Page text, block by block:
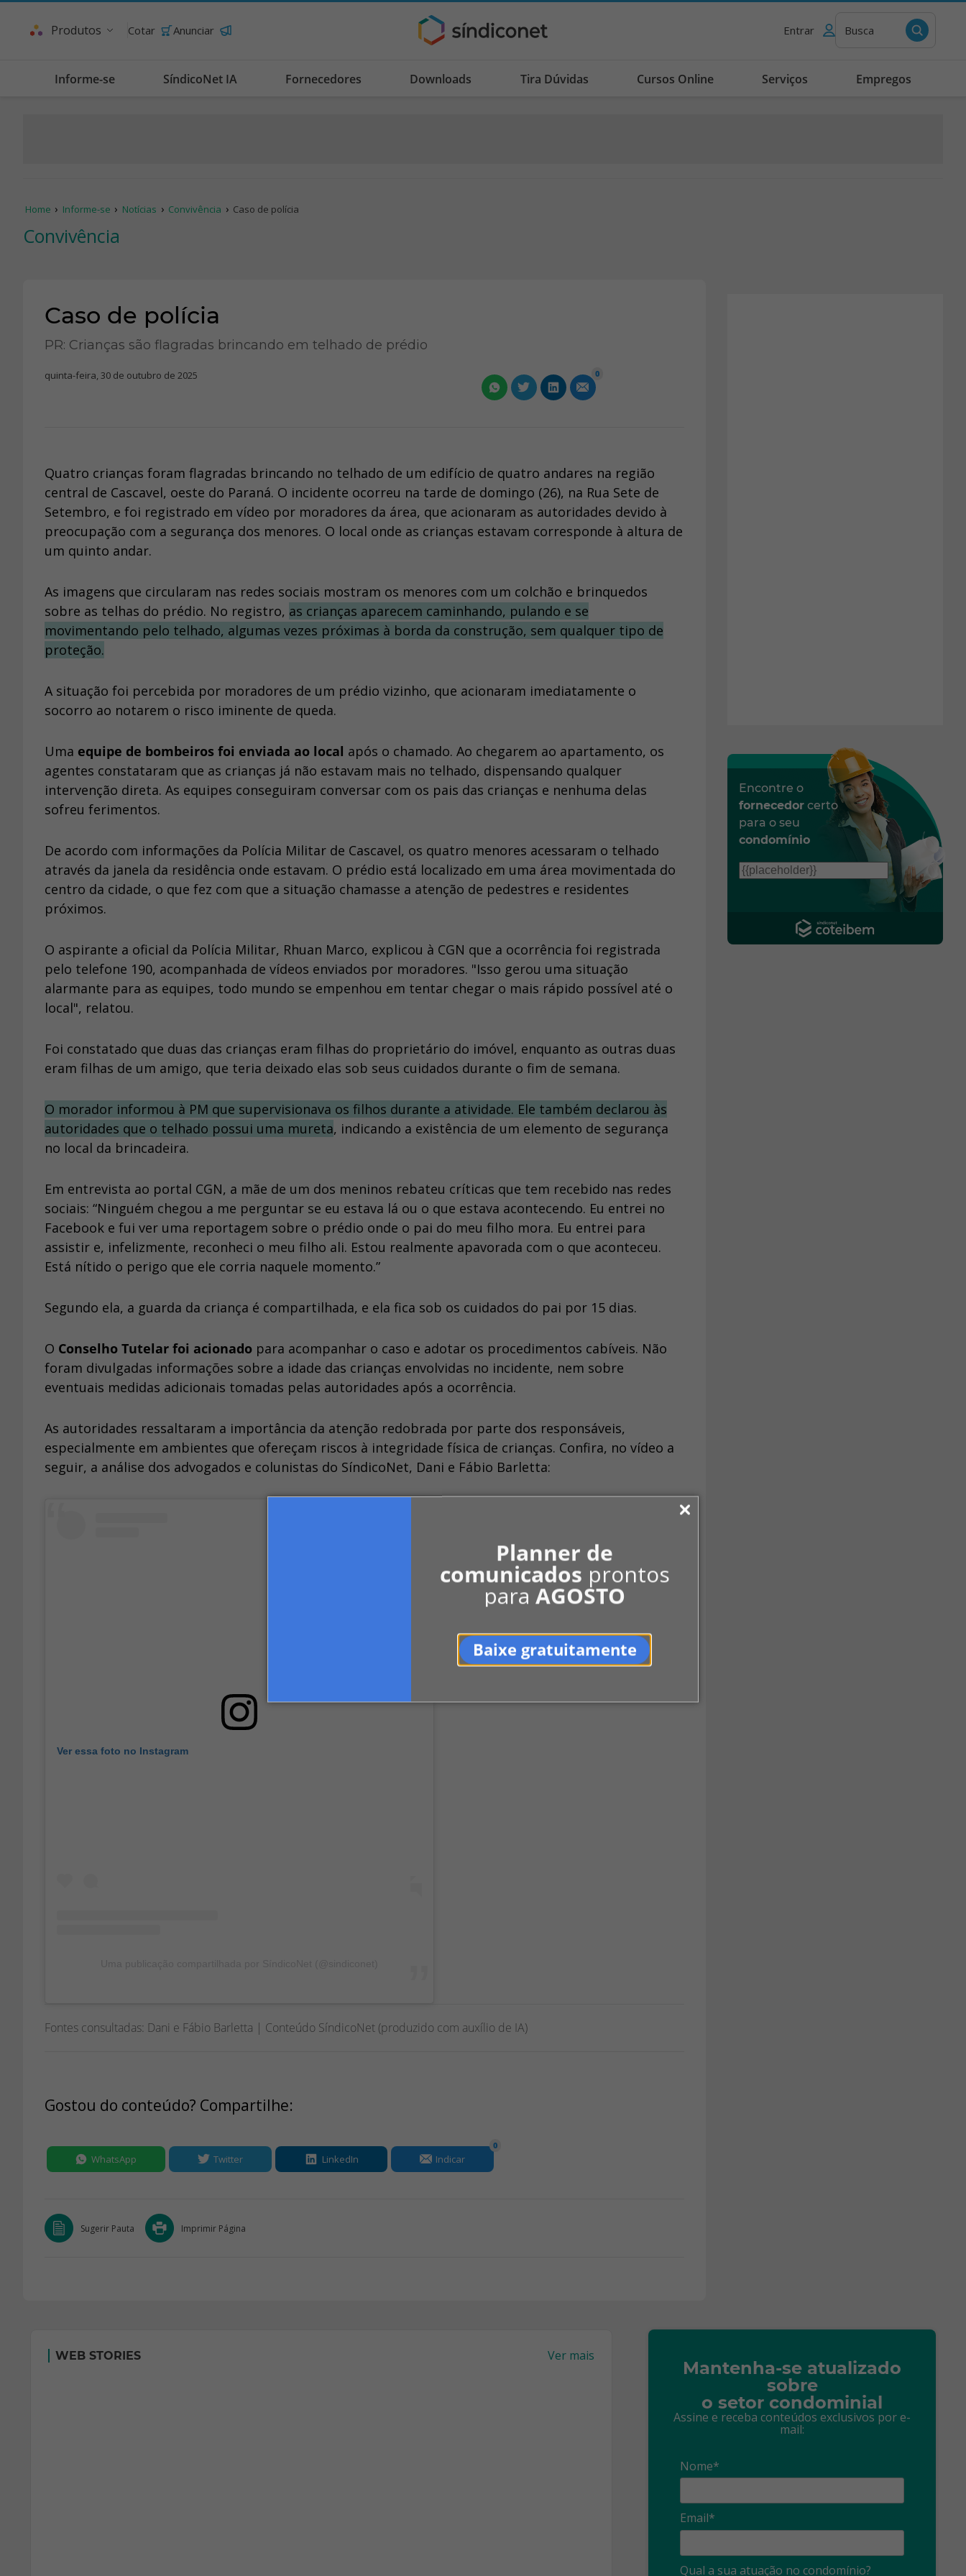
Planner de
comunicados prontos
paraAGOSTO
Baixe gratuitamente
Produtos Cotar Anunciar Entrar Busca
Informe-se SíndicoNet IA Fornecedores Downloads Tira Dúvidas Cursos Online Serviços Empregos
Home Informe-se Notícias Convivência Caso de polícia
Convivência
Caso de polícia
PR: Crianças são flagradas brincando em telhado de prédio
quinta-feira, 30 de outubro de 2025 0
Quatro crianças foram flagradas brincando no telhado de um edifício de quatro andares na região
central de Cascavel, oeste do Paraná. O incidente ocorreu na tarde de domingo (26), na Rua Sete de
Setembro, e foi registrado em vídeo por moradores da área, que acionaram as autoridades devido à
preocupação com a segurança dos menores. O local onde as crianças estavam corresponde à altura de
um quinto andar.
As imagens que circularam nas redes sociais mostram os menores com um colchão e brinquedos
sobre as telhas do prédio. No registro, as crianças aparecem caminhando, pulando e se
movimentando pelo telhado, algumas vezes próximas à borda da construção, sem qualquer tipo de
proteção.
A situação foi percebida por moradores de um prédio vizinho, que acionaram imediatamente o
socorro ao notarem o risco iminente de queda.
Uma equipe de bombeiros foi enviada ao local após o chamado. Ao chegarem ao apartamento, os
agentes constataram que as crianças já não estavam mais no telhado, dispensando qualquer
intervenção direta. As equipes conseguiram conversar com os pais das crianças e nenhuma delas
sofreu ferimentos.
De acordo com informações da Polícia Militar de Cascavel, os quatro menores acessaram o telhado
através da janela da residência onde estavam. O prédio está localizado em uma área movimentada do
centro da cidade, o que fez com que a situação chamasse a atenção de pedestres e residentes
próximos.
O aspirante a oficial da Polícia Militar, Rhuan Marco, explicou à CGN que a ocorrência foi registrada
pelo telefone 190, acompanhada de vídeos enviados por moradores. "Isso gerou uma situação
alarmante para as equipes, todo mundo se empenhou em tentar chegar o mais rápido possível até o
local", relatou.
Foi constatado que duas das crianças eram filhas do proprietário do imóvel, enquanto as outras duas
eram filhas de um amigo, que teria deixado elas sob seus cuidados durante o fim de semana.
O morador informou à PM que supervisionava os filhos durante a atividade. Ele também declarou às
autoridades que o telhado possui uma mureta, indicando a existência de um elemento de segurança
no local da brincadeira.
Em entrevista ao portal CGN, a mãe de um dos meninos rebateu críticas que tem recebido nas redes
sociais: “Ninguém chegou a me perguntar se eu estava lá ou o que estava acontecendo. Eu entrei no
Facebook e fui ver uma reportagem sobre o prédio onde o pai do meu filho mora. Eu entrei para
assistir e, infelizmente, reconheci o meu filho ali. Estou realmente apavorada com o que aconteceu.
Está nítido o perigo que ele corria naquele momento.”
Segundo ela, a guarda da criança é compartilhada, e ela fica sob os cuidados do pai por 15 dias.
O Conselho Tutelar foi acionado para acompanhar o caso e adotar os procedimentos cabíveis. Não
foram divulgadas informações sobre a idade das crianças envolvidas no incidente, nem sobre
eventuais medidas adicionais tomadas pelas autoridades após a ocorrência.
As autoridades ressaltaram a importância da atenção redobrada por parte dos responsáveis,
especialmente em ambientes que ofereçam riscos à integridade física de crianças. Confira, no vídeo a
seguir, a análise dos advogados e colunistas do SíndicoNet, Dani e Fábio Barletta:
Ver essa foto no Instagram
Fontes consultadas: Dani e Fábio Barletta | Conteúdo SíndicoNet (produzido com auxílio de IA)
Gostou do conteúdo? Compartilhe:
WhatsApp Twitter LinkedIn Indicar
0
Sugerir Pauta Imprimir Página
Encontre o
fornecedor certo
para o seu
condomínio
WEB STORIES Ver mais
Mantenha-se atualizado
sobre
o setor condominial
Assine e receba conteúdos exclusivos por e-
mail:
Nome*
Email*
Qual a sua atuação no condomínio?